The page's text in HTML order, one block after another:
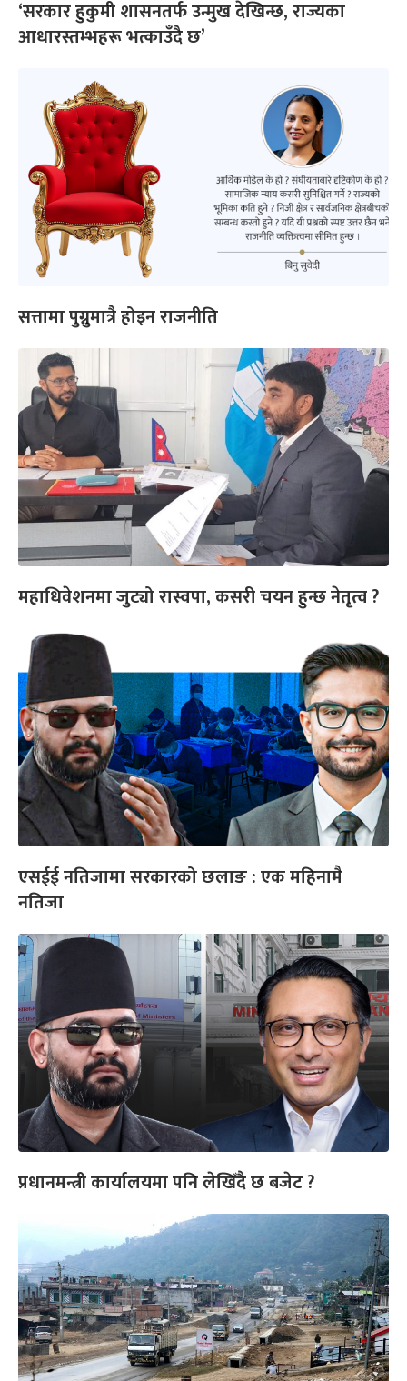
‘सरकार हुकुमी शासनतर्फ उन्मुख देखिन्छ, राज्यका
आधारस्तम्भहरू भत्काउँदै छ’
सत्तामा पुग्नुमात्रै होइन राजनीति
महाधिवेशनमा जुट्यो रास्वपा, कसरी चयन हुन्छ नेतृत्व ?
एसईई नतिजामा सरकारको छलाङ : एक महिनामै
नतिजा
प्रधानमन्त्री कार्यालयमा पनि लेखिँदै छ बजेट ?